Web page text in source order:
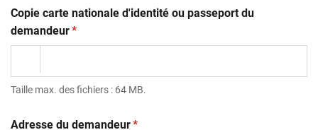
Copie carte nationale d'identité ou passeport du
demandeur(obligatoire)
*
Taille max. des fichiers : 64 MB.
Adresse du demandeur(obligatoire)
*